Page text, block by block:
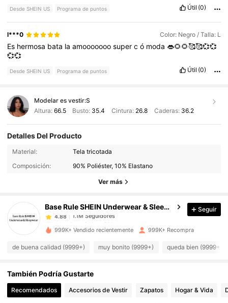
Desde SHEIN US Programa de puntos Útil (0)
l***0 Color: Negro / Talla: L
Es hermosa bata laamooooooosupercó moda 👄🌻🌻🥰🥰💞💞
💞💞
Desde SHEIN US Programa de puntos Útil (0)
Modelar es vestir:S
Altura: 66.5 Busto: 35.4 Cintura: 26.8 Caderas: 36.2
Detalles Del Producto
Material:
Tela tricotada
Composición:
90% Poliéster, 10% Elastano
Ver más
Base Rule SHEIN Underwear & Sleepwear
1.1M Seguidores
4.88
1.1M Seguidores
m***4
pagóHace 21 horas
4.88 1.1M Seguidores
Seguir
999K+ Vendido recientemente 999K+ Recompra
de buena calidad (9999+) muy bonito (9999+) queda bien (9999+)
También Podría Gustarte
Recomendados Accesorios de Vestir Zapatos Hogar & Vida